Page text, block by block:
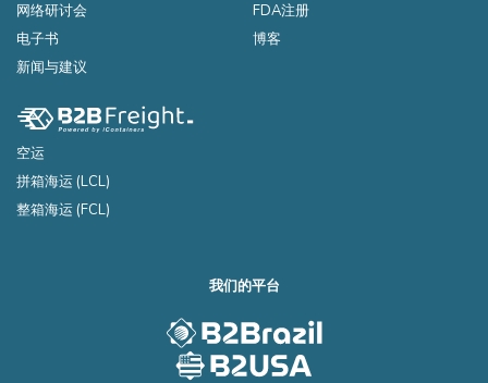
网络研讨会
电子书
新闻与建议
FDA注册
博客
空运
拼箱海运 (LCL)
整箱海运 (FCL)
我们的平台